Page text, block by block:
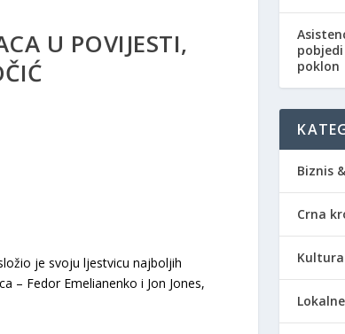
U POVIJESTI,
je svoju ljestvicu najboljih
– Fedor Emelianenko i Jon Jones,
poklon
Biznis
Crna
Kultura